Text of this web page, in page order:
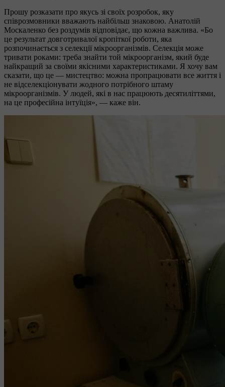
Прошу розказати про якусь зі своїх розробок, яку
співрозмовники вважають найбільш знаковою. Анатолій
Москаленко без роздумів відповідає, що кожна важлива. «Бо
це результат довготривалої кропіткої роботи, яка
розпочинається з селекції мікроорганізмів. Селекція може
тривати роками: треба знайти той мікроорганізм, який буде
найкращий за своїми якісними характеристиками. Я хочу вам
сказати, що це — мистецтво: можна пропрацювати все життя і
не відселекціонувати жодного потрібного штаму
мікроорганізмів. У людей, які в нас працюють десятиліттями,
на це професійна інтуїція», — каже він.